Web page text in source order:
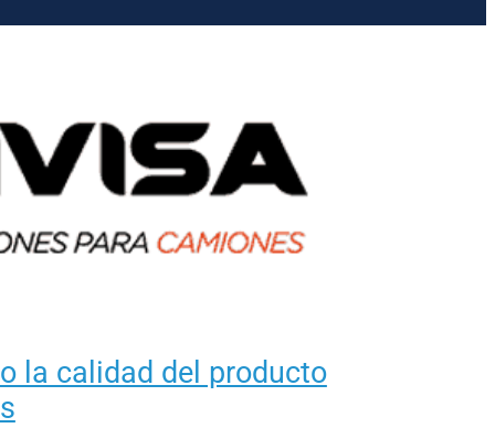
la calidad del producto